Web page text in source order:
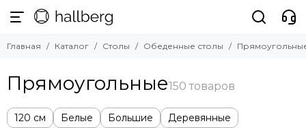
Столы
Журнальные столики
Письменные столы
Раздвижные столы
Главная Каталог Столы Обеденные столы
Прямоугольные
120 см Белые Большие
Деревянные